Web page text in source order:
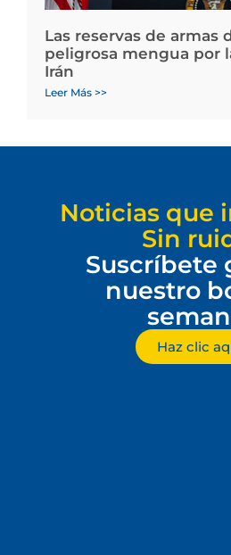
Las reservas de armas
peligrosa mengua por
Irán
Leer Más >>
Noticias que
Sin
Suscríbete
nuestro
Haz clic